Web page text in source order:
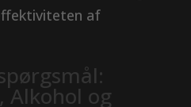
af
Alkohol og